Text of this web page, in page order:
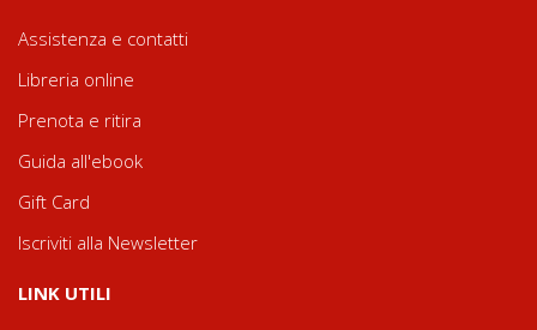
Assistenza e contatti
Libreria online
Prenota e ritira
Guida all'ebook
Gift Card
Iscriviti alla Newsletter
LINK UTILI